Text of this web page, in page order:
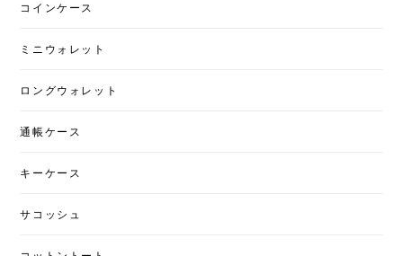
コインケース
ミニウォレット
ロングウォレット
通帳ケース
キーケース
サコッシュ